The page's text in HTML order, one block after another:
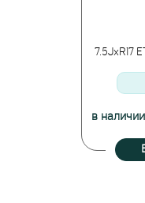
7.5JxR17
в